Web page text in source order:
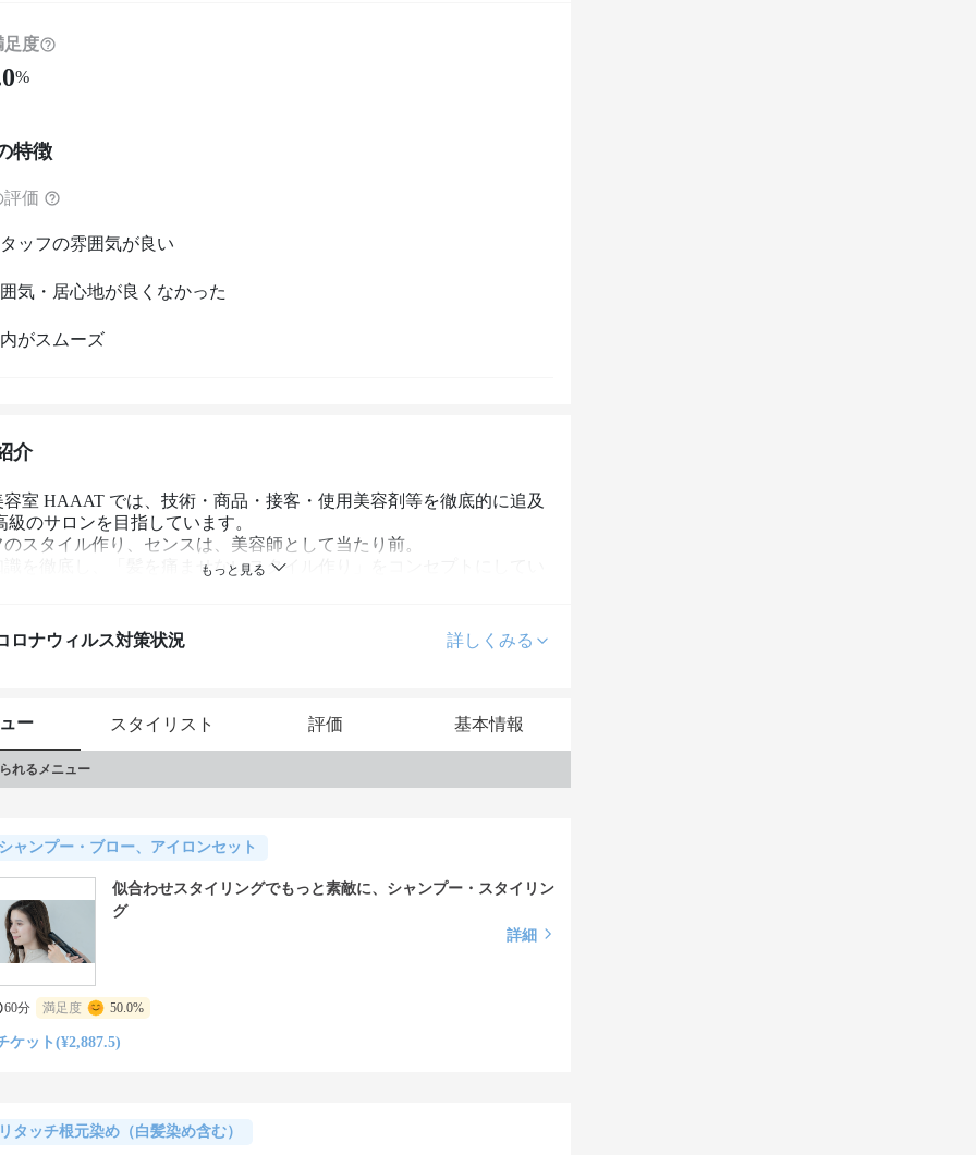
足度
%
特徴
評価
ッフの雰囲気が良い
気・居心地が良くなかった
がスムーズ
介
室 HAAAT では、技術・商品・接客・使用美容剤等を徹底的に追及
級のサロンを目指しています。
スタイル作り、センスは、美容師として当たり前。
を徹底し、「髪を痛ませないスタイル作り」をコンセプトにしてい
くれます。
ロナウィルス対策状況 詳しくみる
ー スタイリスト 評価 基本情報
れるメニュー
ャンプー・ブロー、アイロンセット
似合わせスタイリングでもっと素敵に、シャンプー・スタイリン
グ
詳細
60分 満足度 50.0%
ケット(¥2,887.5)
タッチ根元染め（白髪染め含む）